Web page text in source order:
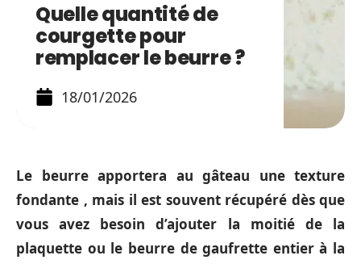
Quelle quantité de
courgette pour
remplacer le beurre ?
18/01/2026
Le beurre apportera au gâteau une texture
fondante , mais il est souvent récupéré dès que
vous avez besoin d’ajouter la moitié de la
plaquette ou le beurre de gaufrette entier à la